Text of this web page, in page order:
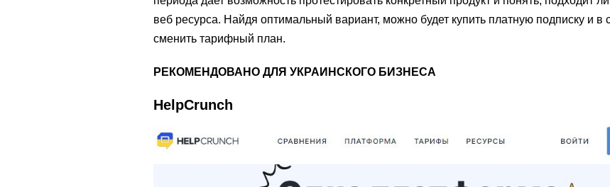
веб ресурса. Найдя оптимальный вариант, можно будет купить платную подписку и в
сменить тарифный план.
РЕКОМЕНДОВАНО ДЛЯ УКРАИНСКОГО БИЗНЕСА
HelpCrunch